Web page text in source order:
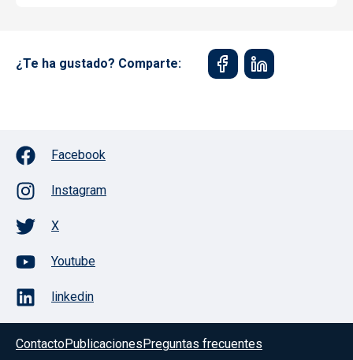
¿Te ha gustado? Comparte:
Facebook
Instagram
X
Youtube
linkedin
ContactoPublicacionesPreguntas frecuentes